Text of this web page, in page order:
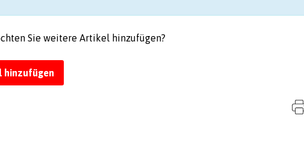
Sie weitere Artikel hinzufügen?
hinzufügen